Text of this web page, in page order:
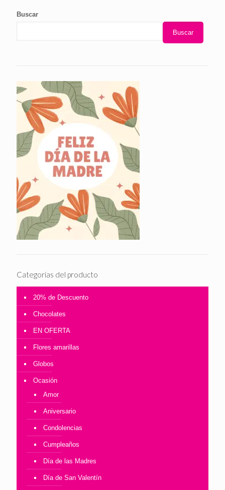
Buscar
Buscar
Categorías del producto
20% de Descuento
Chocolates
EN OFERTA
Flores amarillas
Globos
Ocasión
Amor
Aniversario
Condolencias
Cumpleaños
Día de las Madres
Día de San Valentín